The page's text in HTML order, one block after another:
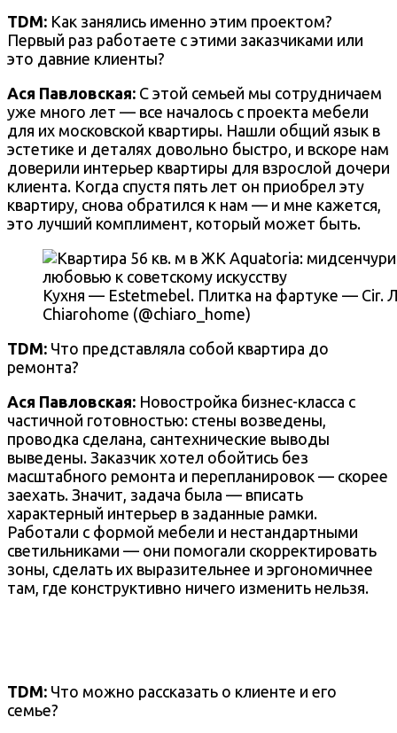
TDM: Как занялись именно этим проектом?
Первый раз работаете с этими заказчиками или
это давние клиенты?
Ася Павловская: С этой семьей мы сотрудничаем
уже много лет — все началось с проекта мебели
для их московской квартиры. Нашли общий язык в
эстетике и деталях довольно быстро, и вскоре нам
доверили интерьер квартиры для взрослой дочери
клиента. Когда спустя пять лет он приобрел эту
квартиру, снова обратился к нам — и мне кажется,
это лучший комплимент, который может быть.
Кухня — Estetmebel. Плитка на фартуке —
Chiarohome (@chiaro_home)
TDM: Что представляла собой квартира до
ремонта?
Ася Павловская: Новостройка бизнес-класса с
частичной готовностью: стены возведены,
проводка сделана, сантехнические выводы
выведены. Заказчик хотел обойтись без
масштабного ремонта и перепланировок — скорее
заехать. Значит, задача была — вписать
характерный интерьер в заданные рамки.
Работали с формой мебели и нестандартными
светильниками — они помогали скорректировать
зоны, сделать их выразительнее и эргономичнее
там, где конструктивно ничего изменить нельзя.
TDM: Что можно рассказать о клиенте и его
семье?